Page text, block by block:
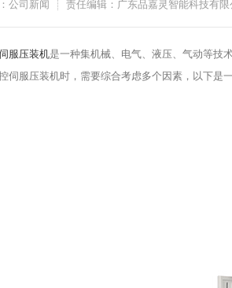
公司新闻 责任编辑：广东品嘉灵智能科技有限
服压装机是一种集机械、电气、液压、气动等技
伺服压装机时，需要综合考虑多个因素，以下是